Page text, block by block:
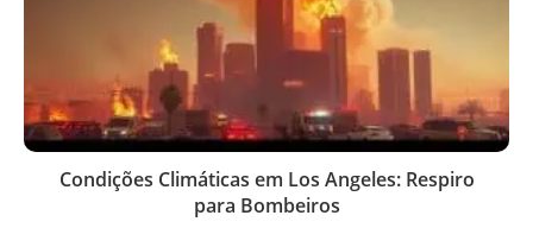
Condições Climáticas em Los Angeles: Respiro
para Bombeiros